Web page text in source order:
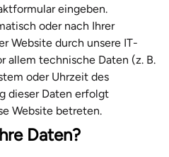
eingeben.
oder nach Ihrer
Website durch unsere IT-
allem technische Daten (z. B.
oder Uhrzeit des
dieser Daten erfolgt
Website betreten.
Daten?